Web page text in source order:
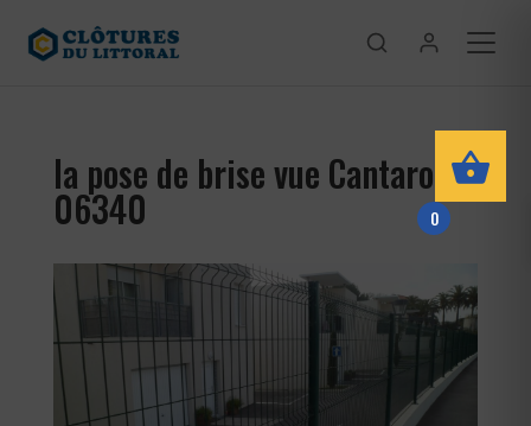
la pose de brise vue Cantaron
06340 0